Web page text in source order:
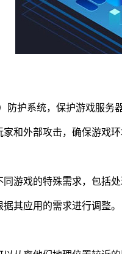
护系统，保护游戏服务
外部攻击，确保游戏环
戏的特殊需求，包括
其应用的需求进行调整。